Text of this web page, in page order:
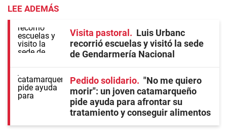
LEE ADEMÁS
Visita pastoral
Luis Urbanc
recorrió escuelas y visitó la sede
de Gendarmería Nacional
Pedido solidario
"No me quiero
morir": un joven catamarqueño
pide ayuda para afrontar su
tratamiento y conseguir alimentos